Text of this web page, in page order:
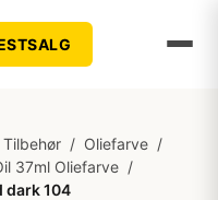
Tilbehør / Oliefarve /
37ml Oliefarve /
dark 104